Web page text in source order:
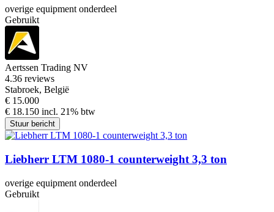
overige equipment onderdeel
Gebruikt
Aertssen Trading NV
4.36 reviews
Stabroek, België
€ 15.000
€ 18.150 incl. 21% btw
Stuur bericht
Liebherr LTM 1080-1 counterweight 3,3 ton
overige equipment onderdeel
Gebruikt